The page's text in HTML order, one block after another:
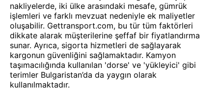
nakliyelerde, iki ülke arasındaki mesafe, gümrük
işlemleri ve farklı mevzuat nedeniyle ek maliyetler
oluşabilir. Gettransport.com, bu tür tüm faktörleri
dikkate alarak müşterilerine şeffaf bir fiyatlandırma
sunar. Ayrıca, sigorta hizmetleri de sağlayarak
kargonun güvenliğini sağlamaktadır. Kamyon
taşımacılığında kullanılan 'dorse' ve 'yükleyici' gibi
terimler Bulgaristan’da da yaygın olarak
kullanılmaktadır.